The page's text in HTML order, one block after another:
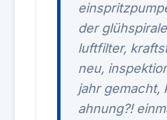
der
luftfilter,
neu,
jahr gemacht,
ahnung?!